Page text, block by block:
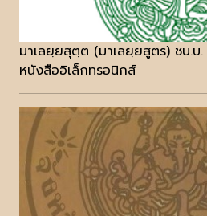
มาเลยฺยสุตฺต (มาเลยฺยสูตร) ชบ.
หนังสืออิเล็กทรอนิกส์